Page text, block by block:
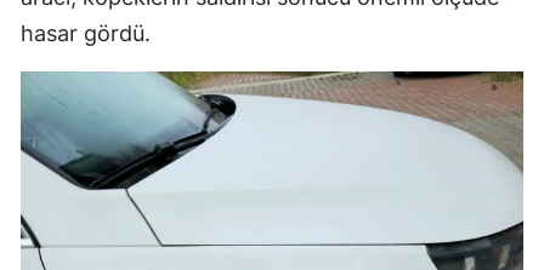
hasar gördü.